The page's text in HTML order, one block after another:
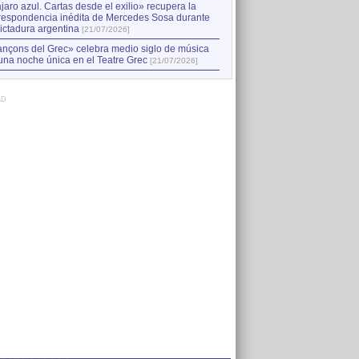
azul. Cartas desde el exilio» recupera la
inédita de Mercedes Sosa durante
argentina [21/07/2026]
del Grec» celebra medio siglo de música
noche única en el Teatre Grec [21/07/2026]